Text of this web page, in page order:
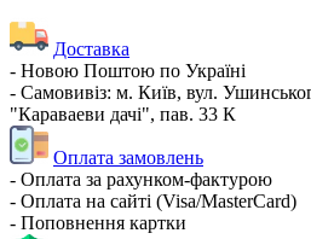
Доставка
- Новою Поштою по Україні
- Самовивіз: м. Київ, вул.
"Караваеви дачі", пав. 33 К
Оплата замовлень
- Оплата за рахунком-фактурою
- Оплата на сайті (Visa/MasterCard)
- Поповнення картки